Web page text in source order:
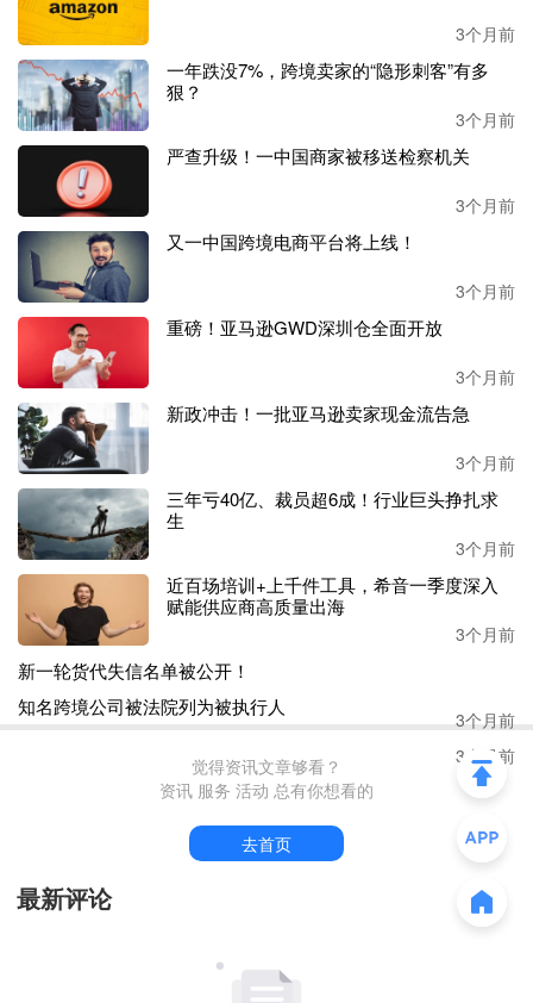
“义乌货代竞争太卷，很多中小同行扛不住低价诱惑，就
把货转给了*洋 国际。”从事跨境物流多年的业内人士李
总表示，圈内早有人提醒
“短期合作、及时结账”的侥幸心理，最终踩了雷。
小编了解到，这种低价模式，本质上就是一场
西墙”的资金盘游戏：以低于成本线的价格大量揽货，快
速收取全额运费、预付款，积累巨额现金流；再用新收
的款项，填补拖欠上游庄家、船公司的运费和舱位费，
全程靠垫资和欠款维持运营，从未实现真正盈利。
据业内人士爆料：
“在资金链即将断裂的崩盘前一个月，
*洋国际仍在疯狂揽货，甚至推出预付押金享折扣、月结
优惠等活动。”
虽然 *洋国际在公告中称：“
为降低影响，公司已成立应
急小组，专人对接处理在途及待转运货物，保障派送签
收，并公布联系方式推进后续事宜。同时承诺将积极处
置资产、清理债务，妥善解决遗留问题。
但同行并不买账，与其合作的物流从业者表示：“拖欠上
游的运费，远超所谓的赎货款。所谓赎货，不过是缓兵
之计，目的就是稳住我们，方便核心成员转移资产、隐
匿行踪。”
“要客户40
一公斤赎货”，后又在近日发布“30RMB/KG+20美金出
库一个托盘”的方案，还附加条件“若有一次弃货，后续
另据同行透露：
“*洋国际崩盘后，其核心合伙人早已退
出。并在今年2月注册了新的货代公司，地址仍在义乌，
3个月前
一年跌没7%，跨境卖家的“隐形刺客”有多
狠？
3个月前
严查升级！一中国商家被移送检察机关
3个月前
又一中国跨境电商平台将上线！
3个月前
重磅！亚马逊GWD深圳仓全面开放
3个月前
新政冲击！一批亚马逊卖家现金流告急
3个月前
三年亏40亿、裁员超6成！行业巨头挣扎求
生
3个月前
近百场培训+上千件工具，希音一季度深入
赋能供应商高质量出海
3个月前
新一轮货代失信名单被公开！
3个月前
知名跨境公司被法院列为被执行人
觉得资讯文章够看？